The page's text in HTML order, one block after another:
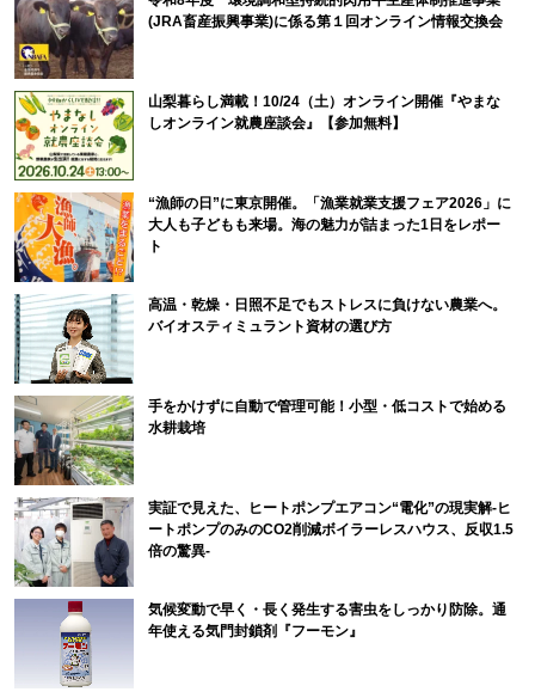
(JRA畜産振興事業)に係る第１回オンライン情報交換会
山梨暮らし満載！10/24（土）オンライン開催『やまな
しオンライン就農座談会』【参加無料】
“漁師の日”に東京開催。「漁業就業支援フェア2026」に
大人も子どもも来場。海の魅力が詰まった1日をレポー
ト
高温・乾燥・日照不足でもストレスに負けない農業へ。
バイオスティミュラント資材の選び方
手をかけずに自動で管理可能！小型・低コストで始める
水耕栽培
実証で見えた、ヒートポンプエアコン“電化”の現実解-ヒ
ートポンプのみのCO2削減ボイラーレスハウス、反収1.5
倍の驚異-
気候変動で早く・長く発生する害虫をしっかり防除。通
年使える気門封鎖剤『フーモン』